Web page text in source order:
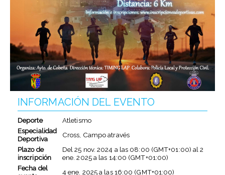
INFORMACIÓN DEL EVENTO
Deporte
Atletismo
Especialidad
Deportiva
Cross, Campo através
Plazo de
inscripción
Del25 nov. 2024 a las 08:00 (GMT+01:00) al2
ene. 2025a las 14:00 (GMT+01:00)
Fecha del
4 ene. 2025a las16:00 (GMT+01:00)